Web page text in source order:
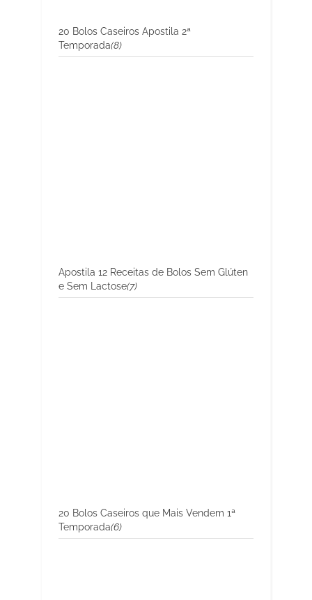
20 Bolos Caseiros Apostila 2ª
Temporada(8)
Apostila 12 Receitas de Bolos Sem Glúten
e Sem Lactose(7)
20 Bolos Caseiros que Mais Vendem 1ª
Temporada(6)